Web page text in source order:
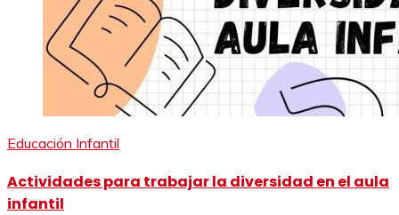
Educación Infantil
Actividades para trabajar la diversidad en el aula
infantil